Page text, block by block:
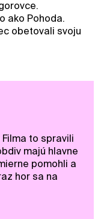
ako Pohoda.
obetovali svoju
Filma to spravili
majú hlavne
pomohli a
hor sa na